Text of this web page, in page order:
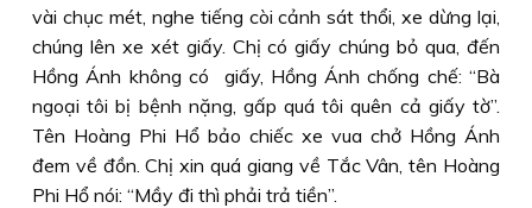
vài chục mét, nghe tiếng còi cảnh sát thổi, xe dừng lại,
chúng lên xe xét giấy. Chị có giấy chúng bỏ qua, đến
Hồng Ánh không có giấy, Hồng Ánh chống chế: “Bà
ngoại tôi bị bệnh nặng, gấp quá tôi quên cả giấy tờ”.
Tên Hoàng Phi Hổ bảo chiếc xe vua chở Hồng Ánh
đem về đồn. Chị xin quá giang về Tắc Vân, tên Hoàng
Phi Hổ nói: “Mầy đi thì phải trả tiền”.